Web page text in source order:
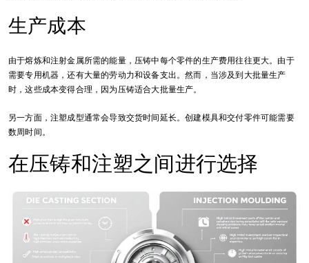
生产成本
由于熔炼和注射金属所需的能量，压铸中每个零件的生产费用往往更大。由于
需要专用机器，还有大量的劳动力和设备支出。然而，当涉及到大批量生产
时，这些成本变得合理，因为压铸适合大批量生产。
另一方面，注塑成型通常会导致交货时间延长。创建模具和交付零件可能需要
数周时间。
在压铸和注塑之间进行选择